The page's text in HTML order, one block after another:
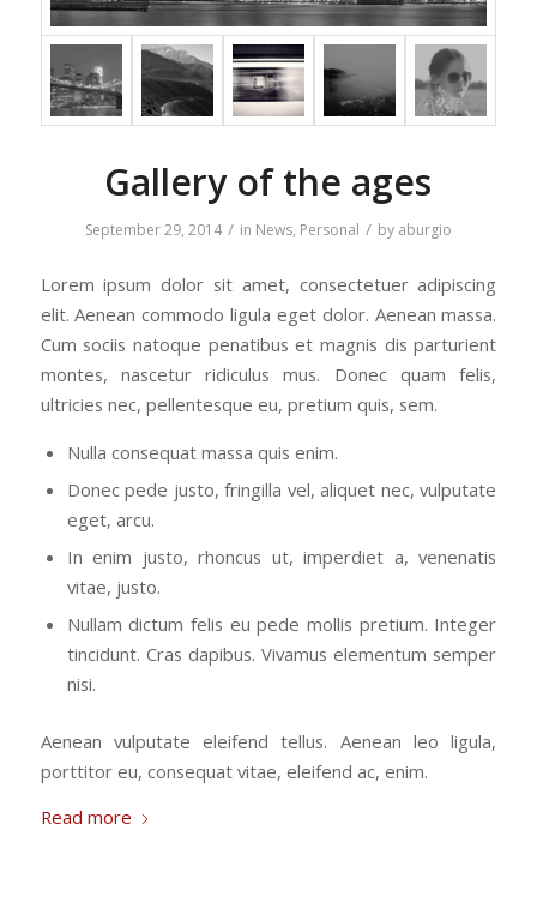
Gallery of the ages
September 29, 2014 / in News, Personal / by aburgio
Lorem ipsum dolor sit amet, consectetuer adipiscing
elit. Aenean commodo ligula eget dolor. Aenean massa.
Cum sociis natoque penatibus et magnis dis parturient
montes, nascetur ridiculus mus. Donec quam felis,
ultricies nec, pellentesque eu, pretium quis, sem.
Nulla consequat massa quis enim.
Donec pede justo, fringilla vel, aliquet nec, vulputate
eget, arcu.
In enim justo, rhoncus ut, imperdiet a, venenatis
vitae, justo.
Nullam dictum felis eu pede mollis pretium. Integer
tincidunt. Cras dapibus. Vivamus elementum semper
nisi.
Aenean vulputate eleifend tellus. Aenean leo ligula,
porttitor eu, consequat vitae, eleifend ac, enim.
Read more